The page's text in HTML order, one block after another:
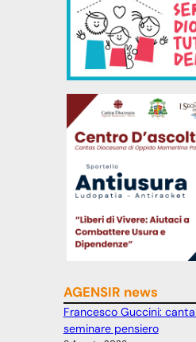
AGENSIR news
Francesco Guccini:
seminare pensiero